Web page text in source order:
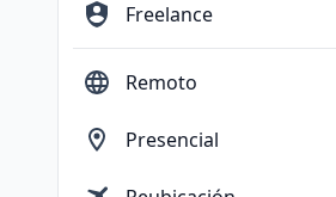
Freelance
Remoto
Presencial